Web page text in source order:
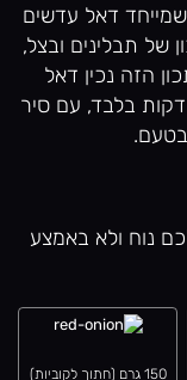
דאל עדשים
של תבלינים ובצל,
הזה נכין דאל
בלבד, עם סיר
נוח ולא באמצע
150 גרם (חתוך לקוביות)